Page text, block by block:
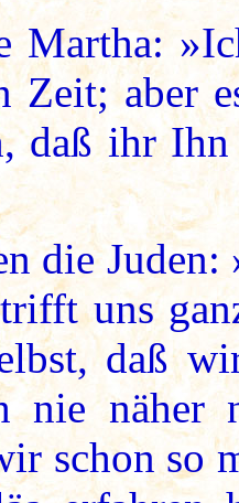
Martha:
Zeit; aber
daß ihr
die
uns
daß
nie näher
schon so